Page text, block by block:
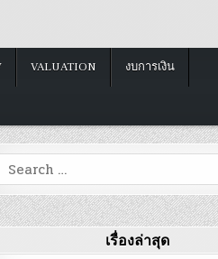
VALUATION งบการเงิน
Search
for:
เรื่องล่าสุด